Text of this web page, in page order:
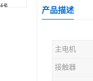
产品描述
主电机
接触器